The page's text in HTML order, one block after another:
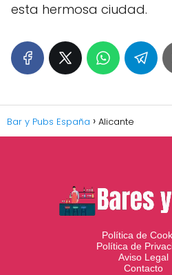
esta hermosa ciudad.
Bar y Pubs España Alicante
Política de
Política de
Aviso Legal
Contacto